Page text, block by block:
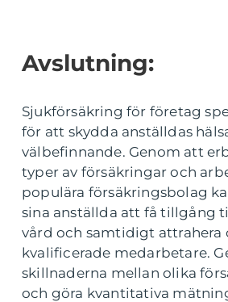
Avslutning:
Sjukförsäkring för företag
för att skydda anställdas
välbefinnande. Genom att
typer av försäkringar och
populära försäkringsbolag
sina anställda att få tillgång
vård och samtidigt attrahera
kvalificerade medarbetare.
skillnaderna mellan olika
och göra kvantitativa